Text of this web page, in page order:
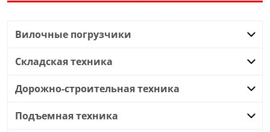
Вилочные погрузчики
Складская техника
Дорожно-строительная техника
Подъемная техника